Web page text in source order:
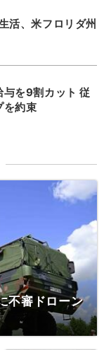
活、米フロリダ州
を9割カット 従
を約束
不審ドローン